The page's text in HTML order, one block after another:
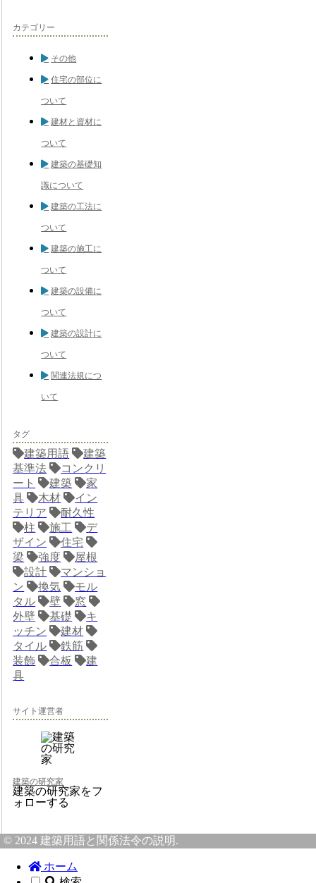
カテゴリー
その他
住宅の部位に
ついて
建材と資材に
ついて
建築の基礎知
識について
建築の工法に
ついて
建築の施工に
ついて
建築の設備に
ついて
建築の設計に
ついて
関連法規につ
いて
タグ
建築用語
建築
基準法
コンクリ
ート
建築
家
具
木材
イン
テリア
耐久性
柱
施工
デ
ザイン
住宅
梁
強度
屋根
設計
マンショ
ン
換気
モル
タル
壁
窓
外壁
基礎
キ
ッチン
建材
タイル
鉄筋
装飾
合板
建
具
サイト運営者
建築の研究家
建築の研究家をフ
ォローする
© 2024 建築用語と関係法令の説明.
ホーム